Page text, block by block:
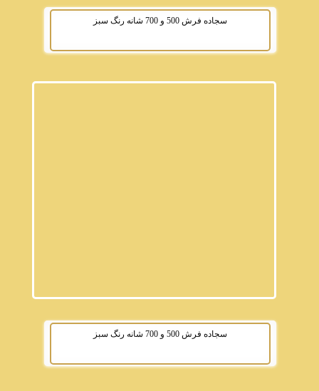
سجاده فرش 500 و 700 شانه رنگ سبز
سجاده فرش 500 و 700 شانه رنگ سبز